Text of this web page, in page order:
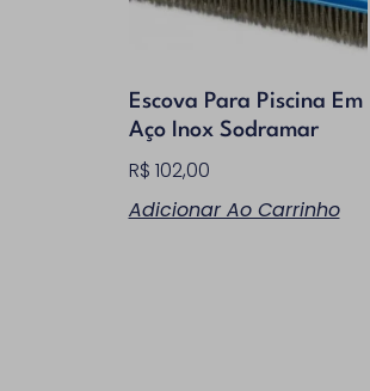
Escova Para Piscina Em
Aço Inox Sodramar
R$ 102,00
Adicionar Ao Carrinho